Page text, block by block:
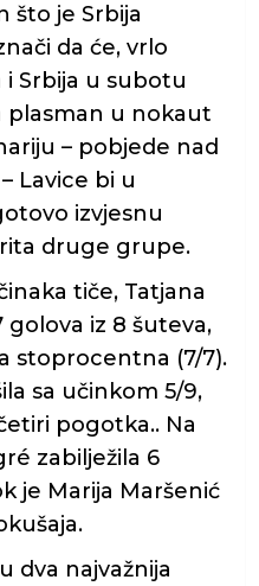
što je Srbija
da će, vrlo
i Srbija u subotu
plasman u nokaut
– pobjede nad
Lavice bi u
izvjesnu
druge grupe.
tiče, Tatjana
golova iz 8 šuteva,
stoprocentna (7/7).
sa učinkom 5/9,
pogotka.. Na
zabilježila 6
je Marija Maršenić
dva najvažnija